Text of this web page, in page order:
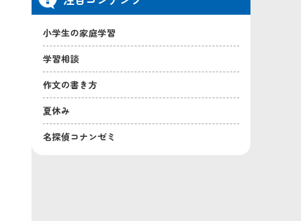
小学生の家庭学習
学習相談
作文の書き方
夏休み
名探偵コナンゼミ